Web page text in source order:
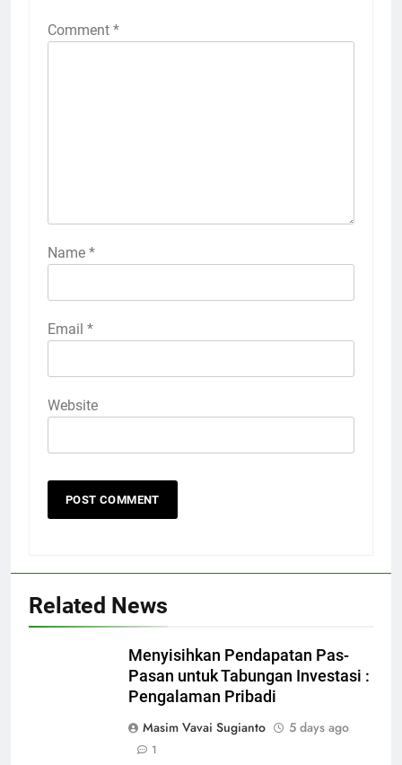
Comment *
Name *
Email *
Website
Related News
Menyisihkan Pendapatan Pas-
Pasan untuk Tabungan Investasi :
Pengalaman Pribadi
Masim Vavai Sugianto
5 days ago
1